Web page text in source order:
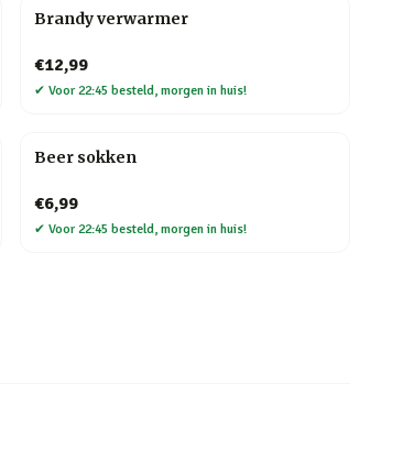
Brandy verwarmer
€12,99
✔ Voor 22:45 besteld, morgen in huis!
Beer sokken
€6,99
✔ Voor 22:45 besteld, morgen in huis!